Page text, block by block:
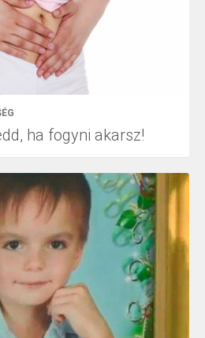
ha fogyni akarsz!